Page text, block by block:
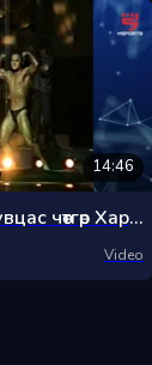
14:46
1998 Бие бурхан хувцас чөтгөр Хар ирвэс клубын шоу 4-р хэсэг
Video